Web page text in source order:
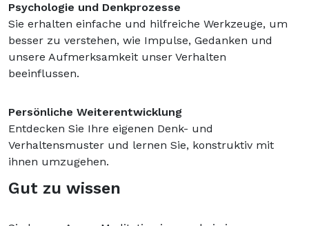
Psychologie und Denkprozesse
Sie erhalten einfache und hilfreiche Werkzeuge, um
besser zu verstehen, wie Impulse, Gedanken und
unsere Aufmerksamkeit unser Verhalten
beeinflussen.
Persönliche Weiterentwicklung
Entdecken Sie Ihre eigenen Denk- und
Verhaltensmuster und lernen Sie, konstruktiv mit
ihnen umzugehen.
Gut zu wissen